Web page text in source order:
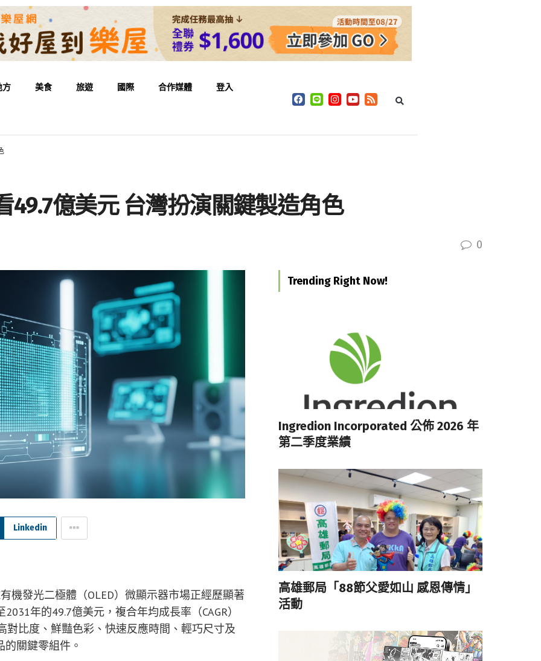
方 美食 旅遊 國際 合作媒體 登入
49.7億美元 台灣扮演關鍵製造角色
0
Linkedin
機發光二極體（OLED）微顯示器市場正經歷顯著
年的49.7億美元，複合年均成長率（CAGR）
對比度、鮮豔色彩、快速反應時間、輕巧尺寸及
關鍵零組件。
Trending Right Now!
Ingredion Incorporated 公佈 2026 年
第二季度業績
高雄郵局「88節父愛如山 感恩傳情」
活動